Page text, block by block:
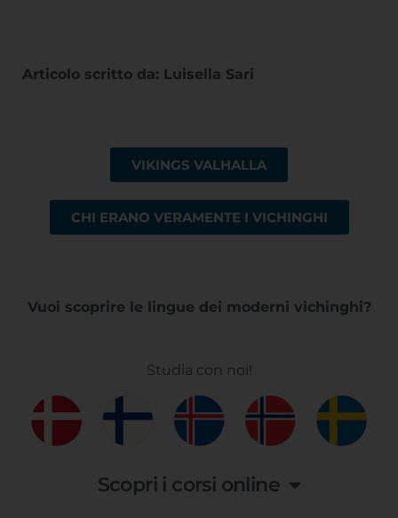
Articolo scritto da: Luisella Sari
VIKINGS VALHALLA
CHI ERANO VERAMENTE I VICHINGHI
Vuoi scoprire le lingue dei moderni vichinghi?
Studia con noi!
Scopri i corsi online